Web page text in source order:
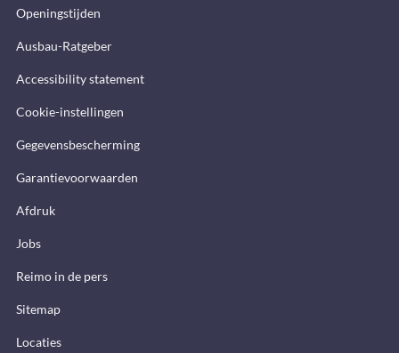
Openingstijden
Ausbau-Ratgeber
Accessibility statement
Cookie-instellingen
Gegevensbescherming
Garantievoorwaarden
Afdruk
Jobs
Reimo in de pers
Sitemap
Locaties